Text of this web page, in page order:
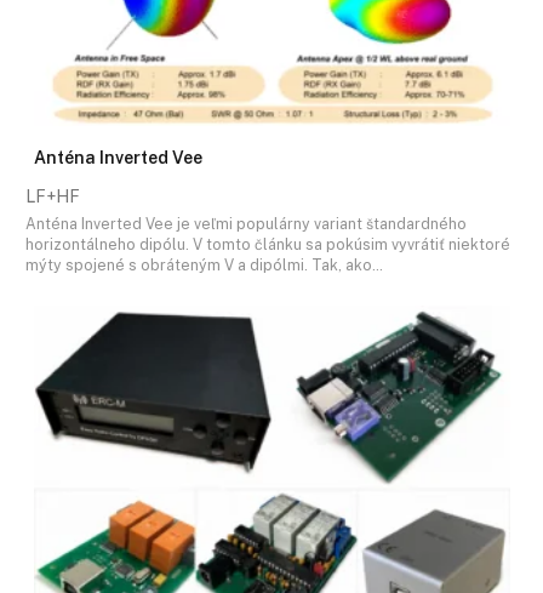
Anténa Inverted Vee
LF+HF
Anténa Inverted Vee je veľmi populárny variant štandardného
horizontálneho dipólu. V tomto článku sa pokúsim vyvrátiť niektoré
mýty spojené s obráteným V a dipólmi. Tak, ako…